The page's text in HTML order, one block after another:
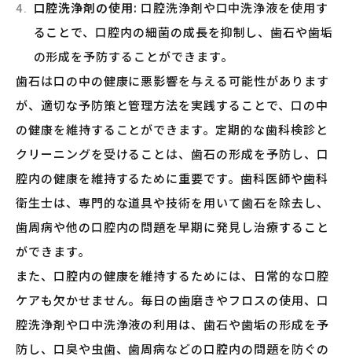
口腔洗浄剤の使用: 口腔洗浄剤や口中洗浄液を使用す
ることで、口腔内の細菌の成長を抑制し、歯石や歯垢
の形成を予防することができます。
歯石は口の中の健康に悪影響を与える可能性があります
が、適切な予防策と管理方法を実践することで、口の中
の健康を維持することができます。定期的な歯科検診と
クリーニングを受けることは、歯石の形成を予防し、口
腔内の健康を維持するために重要です。歯科医師や歯科
衛生士は、専門的な道具や技術を用いて歯石を除去し、
歯周病や他の口腔内の問題を早期に発見し治療すること
ができます。
また、口腔内の健康を維持するためには、日常的な口腔
ケアも欠かせません。毎日の歯磨きやフロスの使用、口
腔洗浄剤や口中洗浄液の利用は、歯石や歯垢の形成を予
防し、口臭や虫歯、歯周病などの口腔内の問題を防ぐの